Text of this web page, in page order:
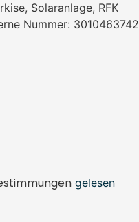
Solaranlage, RFK
Nummer: 3010463742
gelesen